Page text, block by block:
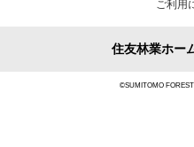
ご利用
住友林業ホー
©SUMITOMO